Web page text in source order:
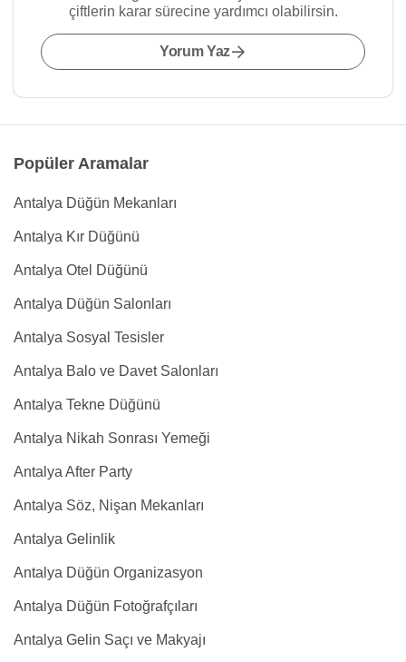
çiftlerin karar sürecine yardımcı olabilirsin.
Yorum Yaz
Popüler Aramalar
Antalya Düğün Mekanları
Antalya Kır Düğünü
Antalya Otel Düğünü
Antalya Düğün Salonları
Antalya Sosyal Tesisler
Antalya Balo ve Davet Salonları
Antalya Tekne Düğünü
Antalya Nikah Sonrası Yemeği
Antalya After Party
Antalya Söz, Nişan Mekanları
Antalya Gelinlik
Antalya Düğün Organizasyon
Antalya Düğün Fotoğrafçıları
Antalya Gelin Saçı ve Makyajı